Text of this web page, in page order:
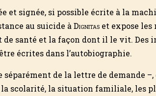
et signée, si possible écrite à la
au suicide à Dignitas et expose
de santé et la façon dont il le vit. Des
écrites dans l’autobiographie.
de la lettre de demande
scolarité, la situation fami­liale, les